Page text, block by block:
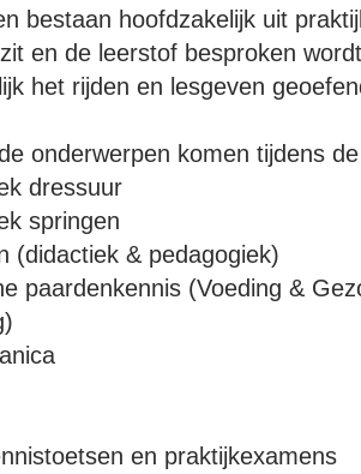
bestaan hoofdzakelijk uit
en de leerstof besproken
het rijden en lesgeven
onderwerpen komen tijdens
dressuur
springen
(didactiek & pedagogiek)
paardenkennis (Voeding &
en praktijkexamens